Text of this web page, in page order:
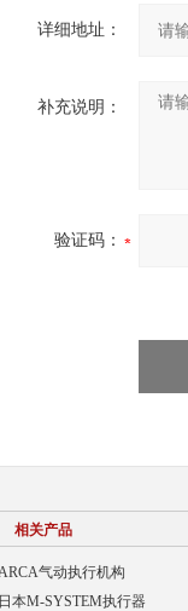
详细地址：
补充说明：
验证码：
相关产品
气动执行机构
日本M-SYSTEM执行器